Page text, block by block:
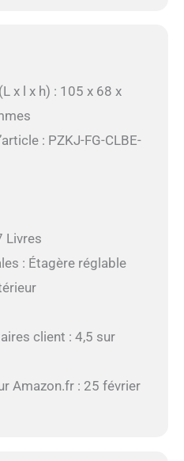
x l x h) : 105 x 68 x
: PZKJ-FG-CLBE-
Livres
: Étagère réglable
client : 4,5 sur
Amazon.fr : 25 février